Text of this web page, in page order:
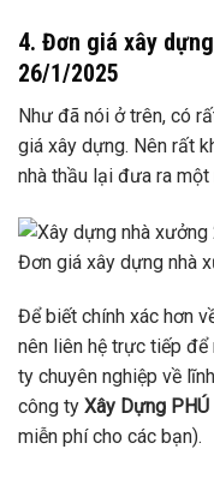
4. Đơn giá xây
26/1/2025
Như đã nói ở trên, có
giá xây dựng. Nên rất
nhà thầu lại đưa ra một
Đơn giá xây dựng nhà
Để biết chính xác hơn
nên liên hệ trực tiếp
ty chuyên nghiệp về
công ty Xây Dựng PHÚ
miễn phí cho các bạn).